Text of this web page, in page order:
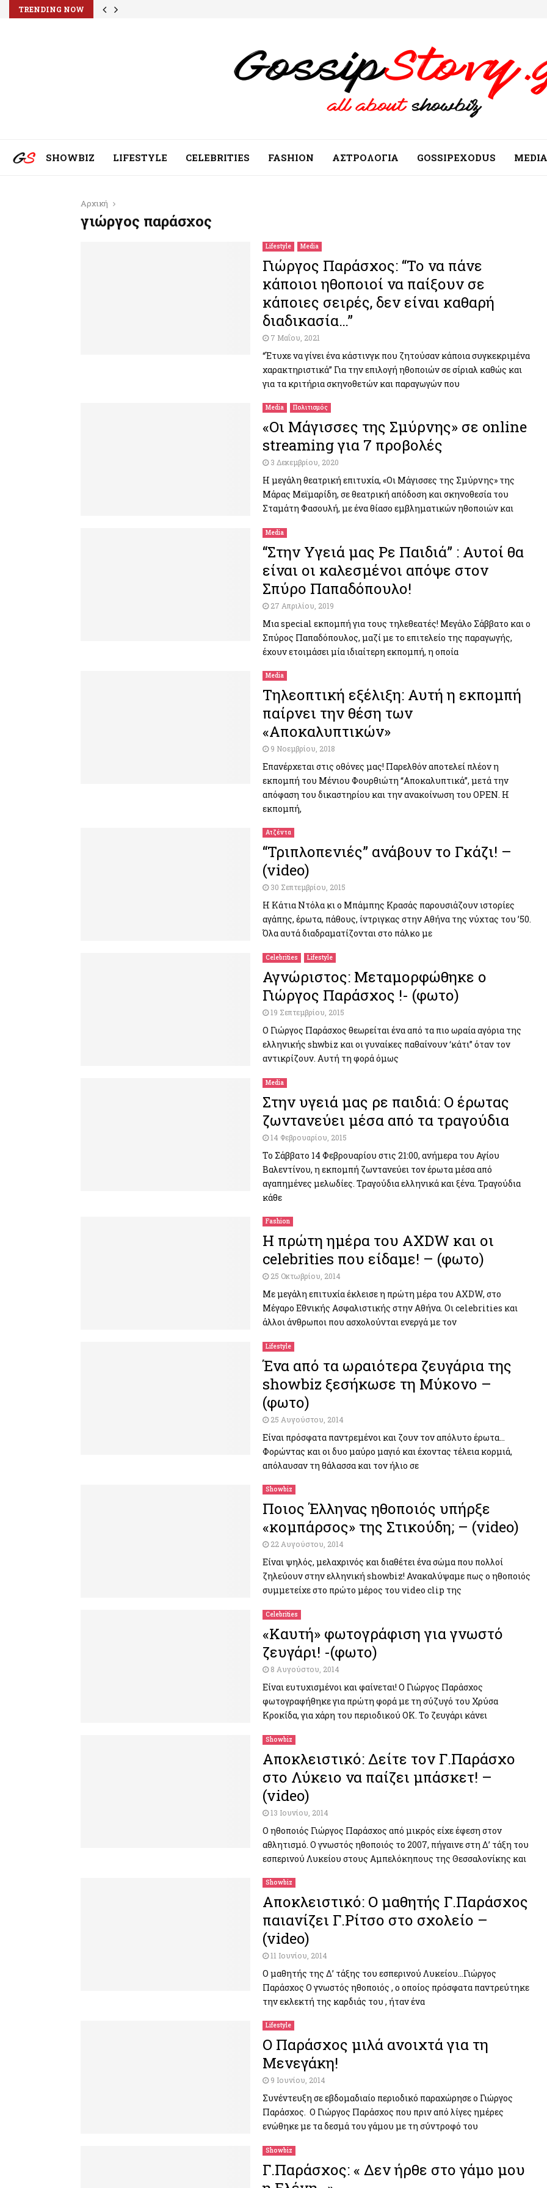
TRENDING NOW
SHOWBIZ LIFESTYLE CELEBRITIES FASHION ΑΣΤΡΟΛΟΓΙΑ GOSSIPEXODUS MEDIA
Αρχική
γιώργος παράσχος
Lifestyle Media
Γιώργος Παράσχος: “Το να πάνε
κάποιοι ηθοποιοί να παίξουν σε
κάποιες σειρές, δεν είναι καθαρή
διαδικασία…”
7 Μαΐου, 2021
“Έτυχε να γίνει ένα κάστινγκ που ζητούσαν κάποια συγκεκριμένα
χαρακτηριστικά” Για την επιλογή ηθοποιών σε σίριαλ καθώς και
για τα κριτήρια σκηνοθετών και παραγωγών που
Media Πολιτισμός
«Οι Μάγισσες της Σμύρνης» σε online
streaming για 7 προβολές
3 Δεκεμβρίου, 2020
Η μεγάλη θεατρική επιτυχία, «Οι Μάγισσες της Σμύρνης» της
Μάρας Μεϊμαρίδη, σε θεατρική απόδοση και σκηνοθεσία του
Σταμάτη Φασουλή, με ένα θίασο εμβληματικών ηθοποιών και
Media
“Στην Υγειά μας Ρε Παιδιά” : Αυτοί θα
είναι οι καλεσμένοι απόψε στον
Σπύρο Παπαδόπουλο!
27 Απριλίου, 2019
Μια special εκπομπή για τους τηλεθεατές! Μεγάλο Σάββατο και ο
Σπύρος Παπαδόπουλος, μαζί με το επιτελείο της παραγωγής,
έχουν ετοιμάσει μία ιδιαίτερη εκπομπή, η οποία
Media
Τηλεοπτική εξέλιξη: Αυτή η εκπομπή
παίρνει την θέση των
«Αποκαλυπτικών»
9 Νοεμβρίου, 2018
Επανέρχεται στις οθόνες μας! Παρελθόν αποτελεί πλέον η
εκπομπή του Μένιου Φουρθιώτη “Αποκαλυπτικά”, μετά την
απόφαση του δικαστηρίου και την ανακοίνωση του OPEN. Η
εκπομπή,
Ατζέντα
“Τριπλοπενιές” ανάβουν το Γκάζι! –
(video)
30 Σεπτεμβρίου, 2015
Η Κάτια Ντόλα κι ο Μπάμπης Κρασάς παρουσιάζουν ιστορίες
αγάπης, έρωτα, πάθους, ίντριγκας στην Αθήνα της νύχτας του ’50.
Όλα αυτά διαδραματίζονται στο πάλκο με
Celebrities Lifestyle
Αγνώριστος: Μεταμορφώθηκε ο
Γιώργος Παράσχος !- (φωτο)
19 Σεπτεμβρίου, 2015
Ο Γιώργος Παράσχος θεωρείται ένα από τα πιο ωραία αγόρια της
ελληνικής shwbiz και οι γυναίκες παθαίνουν ‘κάτι” όταν τον
αντικρίζουν. Αυτή τη φορά όμως
Media
Στην υγειά μας ρε παιδιά: Ο έρωτας
ζωντανεύει μέσα από τα τραγούδια
14 Φεβρουαρίου, 2015
Το Σάββατο 14 Φεβρουαρίου στις 21:00, ανήμερα του Αγίου
Βαλεντίνου, η εκπομπή ζωντανεύει τον έρωτα μέσα από
αγαπημένες μελωδίες. Τραγούδια ελληνικά και ξένα. Τραγούδια
κάθε
Fashion
Η πρώτη ημέρα του AXDW και οι
celebrities που είδαμε! – (φωτο)
25 Οκτωβρίου, 2014
Με μεγάλη επιτυχία έκλεισε η πρώτη μέρα του AXDW, στο
Μέγαρο Εθνικής Ασφαλιστικής στην Αθήνα. Οι celebrities και
άλλοι άνθρωποι που ασχολούνται ενεργά με τον
Lifestyle
Ένα από τα ωραιότερα ζευγάρια της
showbiz ξεσήκωσε τη Μύκονο –
(φωτο)
25 Αυγούστου, 2014
Είναι πρόσφατα παντρεμένοι και ζουν τον απόλυτο έρωτα…
Φορώντας και οι δυο μαύρο μαγιό και έχοντας τέλεια κορμιά,
απόλαυσαν τη θάλασσα και τον ήλιο σε
Showbiz
Ποιος Έλληνας ηθοποιός υπήρξε
«κομπάρσος» της Στικούδη; – (video)
22 Αυγούστου, 2014
Είναι ψηλός, μελαχρινός και διαθέτει ένα σώμα που πολλοί
ζηλεύουν στην ελληνική showbiz! Ανακαλύψαμε πως ο ηθοποιός
συμμετείχε στο πρώτο μέρος του video clip της
Celebrities
«Καυτή» φωτογράφιση για γνωστό
ζευγάρι! -(φωτο)
8 Αυγούστου, 2014
Είναι ευτυχισμένοι και φαίνεται! O Γιώργος Παράσχος
φωτογραφήθηκε για πρώτη φορά με τη σύζυγό του Χρύσα
Κροκίδα, για χάρη του περιοδικού ΟΚ. Το ζευγάρι κάνει
Showbiz
Αποκλειστικό: Δείτε τον Γ.Παράσχο
στο Λύκειο να παίζει μπάσκετ! –
(video)
13 Ιουνίου, 2014
O ηθοποιός Γιώργος Παράσχος από μικρός είχε έφεση στον
αθλητισμό. Ο γνωστός ηθοποιός το 2007, πήγαινε στη Δ’ τάξη του
εσπερινού Λυκείου στους Αμπελόκηπους της Θεσσαλονίκης και
Showbiz
Αποκλειστικό: Ο μαθητής Γ.Παράσχος
παιανίζει Γ.Ρίτσο στο σχολείο –
(video)
11 Ιουνίου, 2014
Ο μαθητής της Δ’ τάξης του εσπερινού Λυκείου…Γιώργος
Παράσχος Ο γνωστός ηθοποιός , ο οποίος πρόσφατα παντρεύτηκε
την εκλεκτή της καρδιάς του , ήταν ένα
Lifestyle
Ο Παράσχος μιλά ανοιχτά για τη
Μενεγάκη!
9 Ιουνίου, 2014
Συνέντευξη σε εβδομαδιαίο περιοδικό παραχώρησε ο Γιώργος
Παράσχος. Ο Γιώργος Παράσχος που πριν από λίγες ημέρες
ενώθηκε με τα δεσμά του γάμου με τη σύντροφό του
Showbiz
Γ.Παράσχος: « Δεν ήρθε στο γάμο μου